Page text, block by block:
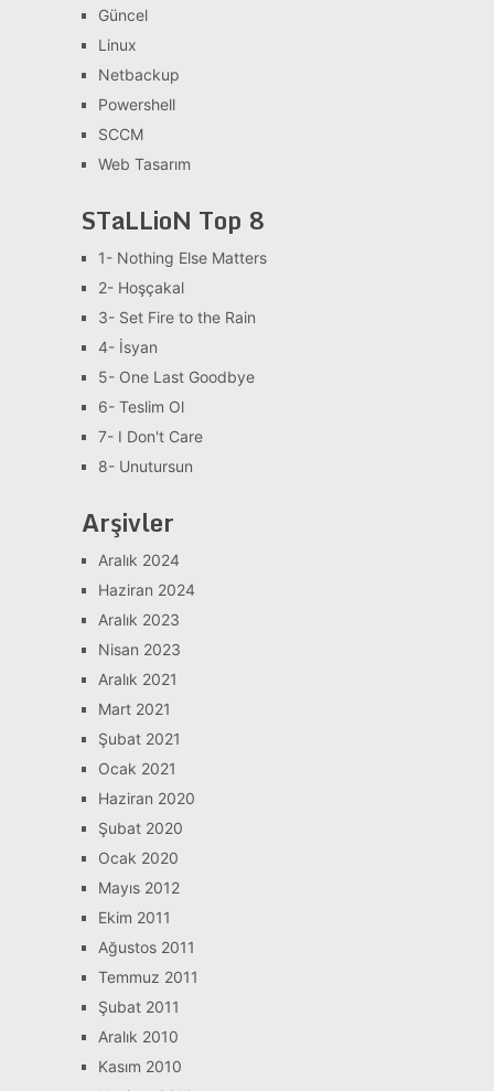
Güncel
Linux
Netbackup
Powershell
SCCM
Web Tasarım
STaLLioN Top 8
1- Nothing Else Matters
2- Hoşçakal
3- Set Fire to the Rain
4- İsyan
5- One Last Goodbye
6- Teslim Ol
7- I Don't Care
8- Unutursun
Arşivler
Aralık 2024
Haziran 2024
Aralık 2023
Nisan 2023
Aralık 2021
Mart 2021
Şubat 2021
Ocak 2021
Haziran 2020
Şubat 2020
Ocak 2020
Mayıs 2012
Ekim 2011
Ağustos 2011
Temmuz 2011
Şubat 2011
Aralık 2010
Kasım 2010